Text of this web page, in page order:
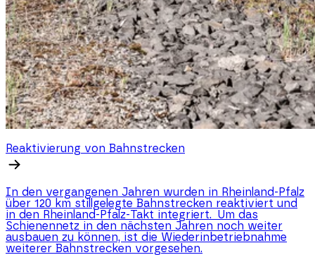
Reaktivierung von Bahnstrecken
In den vergangenen Jahren wurden in Rheinland-Pfalz
über 120 km stillgelegte Bahnstrecken reaktiviert und
in den Rheinland-Pfalz-Takt integriert. Um das
Schienennetz in den nächsten Jahren noch weiter
ausbauen zu können, ist die Wiederinbetriebnahme
weiterer Bahnstrecken vorgesehen.